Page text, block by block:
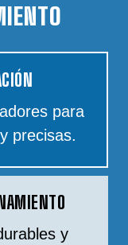
para
precisas.
y